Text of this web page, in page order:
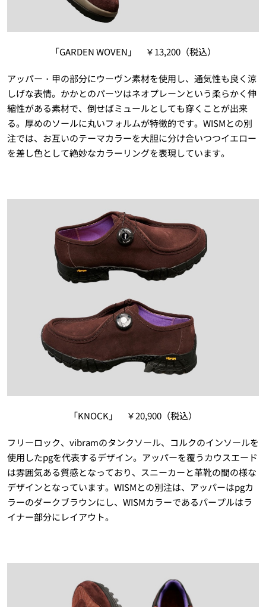
「GARDEN WOVEN」 ￥13,200（税込）
アッパー・甲の部分にウーヴン素材を使用し、通気性も良く涼
しげな表情。かかとのパーツはネオプレーンという柔らかく伸
縮性がある素材で、倒せばミュールとしても穿くことが出来
る。厚めのソールに丸いフォルムが特徴的です。WISMとの別
注では、お互いのテーマカラーを大胆に分け合いつつイエロー
を差し色として絶妙なカラーリングを表現しています。
「KNOCK」 ￥20,900（税込）
フリーロック、vibramのタンクソール、コルクのインソールを
使用したpgを代表するデザイン。アッパーを覆うカウスエード
は雰囲気ある質感となっており、スニーカーと革靴の間の様な
デザインとなっています。WISMとの別注は、アッパーはpgカ
ラーのダークブラウンにし、WISMカラーであるパープルはラ
イナー部分にレイアウト。